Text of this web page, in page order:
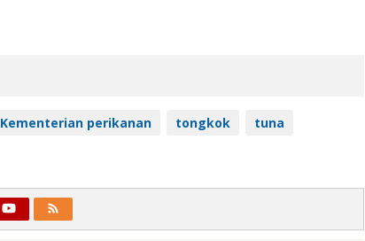
Kementerian perikanan tongkok tuna